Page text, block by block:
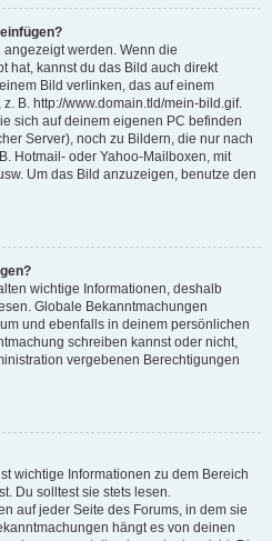
werden. Wenn die
hat, kannst du das Bild auch direkt
Bild verlinken, das auf einem
B. http://www.domain.tld/mein-bild.gif.
sich auf deinem eigenen PC befinden
Server), noch zu Bildern, die nur nach
Hotmail- oder Yahoo-Mailboxen, mit
Um das Bild anzuzeigen, benutze den
wichtige Informationen, deshalb
Globale Bekanntmachungen
und ebenfalls in deinem persönlichen
schreiben kannst oder nicht,
vergebenen Berechtigungen
wichtige Informationen zu dem Bereich
Du solltest sie stets lesen.
auf jeder Seite des Forums, in dem sie
hängt es von deinen